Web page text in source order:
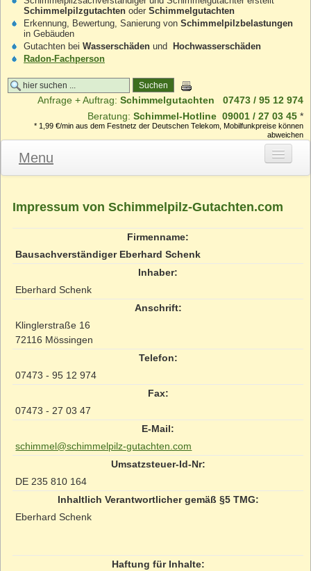
Schimmelpilzgutachten oder Schimmelgutachten
Erkennung, Bewertung, Sanierung von Schimmelpilzbelastungen
in Gebäuden
Gutachten bei Wasserschäden und
Hochwasserschäden
Radon-Fachperson
Anfrage + Auftrag: Schimmelgutachten 07473 / 95 12 974
Beratung: Schimmel-Hotline 09001 / 27 03 45 *
* 1,99 €/min aus dem Festnetz der Deutschen Telekom, Mobilfunkpreise können
abweichen
Menu
Mündliches Gutachten
Privates Gutachten
Schlichtung
Schimmelpilz-Sachverständiger
Zertifikate
Warum Schimmel?
Schimmel in der Wohnung
Impressum von Schimmelpilz-Gutachten.com
Firmenname:
Bausachverständiger Eberhard Schenk
Inhaber:
Eberhard Schenk
Anschrift:
Klinglerstraße 16
72116 Mössingen
Telefon:
07473 - 95 12 974
Fax:
07473 - 27 03 47
E-Mail:
schimmel@schimmelpilz-gutachten.com
Umsatzsteuer-Id-Nr:
DE 235 810 164
Inhaltlich Verantwortlicher gemäß §5 TMG:
Eberhard Schenk
Haftung für Inhalte: